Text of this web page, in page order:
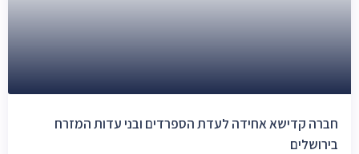
חברה קדישא אחידה לעדת הספרדים ובני עדות המזרח
בירושלים